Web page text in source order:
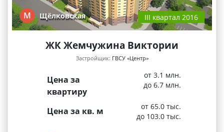
М Щёлковская III квартал 2016
ЖК Жемчужина Виктории
Застройщик: ГВСУ «Центр»
Цена за
квартиру
от 3.1 млн.
до 6.7 млн.
Цена за кв. м
от 65.0 тыс.
до 103.0 тыс.